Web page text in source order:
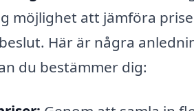
möjlighet att jämföra
Här är några
du bestämmer dig: